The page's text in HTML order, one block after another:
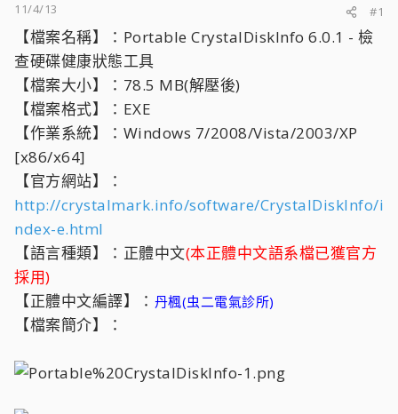
11/4/13
#1
【檔案名稱】：Portable CrystalDiskInfo 6.0.1 - 檢
查硬碟健康狀態工具
【檔案大小】：78.5 MB(解壓後)
【檔案格式】：EXE
【作業系統】：Windows 7/2008/Vista/2003/XP
[x86/x64]
【官方網站】：
http://crystalmark.info/software/CrystalDiskInfo/i
ndex-e.html
【語言種類】：正體中文(本正體中文語系檔已獲官方
採用)
【正體中文編譯】： 丹楓(虫二電氣診所)
【檔案簡介】：